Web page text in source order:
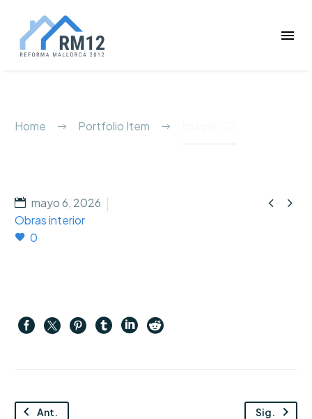
Home Portfolio Item
 
mayo 6, 2026
Obras interior
0
Ant. Sig.